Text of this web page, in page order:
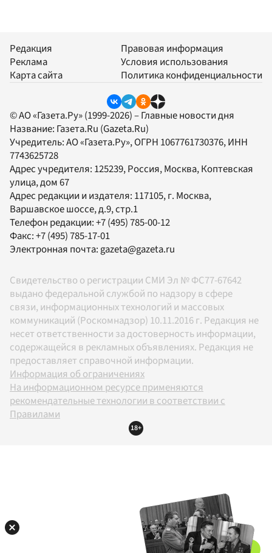
Редакция
Реклама
Карта сайта
Правовая информация
Условия использования
Политика конфиденциальности
© АО «Газета.Ру» (1999-2026) – Главные новости дня
Название: Газета.Ru (Gazeta.Ru)
Учредитель:АО «Газета.Ру», ОГРН 1067761730376, ИНН
7743625728
Адрес учредителя: 125239, Россия, Москва, Коптевская
улица, дом 67
Адрес редакции и издателя: 117105, г. Москва,
Варшавское шоссе, д.9, стр.1
Телефон редакции:+7 (495) 785-00-12
Факс:+7 (495) 785-17-01
Электронная почта:gazeta@gazeta.ru
Свидетельство о регистрации СМИ Эл № ФС77-67642
выдано федеральной службой по надзору в сфере
связи, информационных технологий и массовых
коммуникаций (Роскомнадзор) 10.11.2016 г. Редакция не
несет ответственности за достоверность информации,
содержащейся в рекламных объявлениях. Редакция не
предоставляет справочной информации.
Информация об ограничениях
На информационном ресурсе применяются
рекомендательные технологии в соответствии с
Правилами
18+